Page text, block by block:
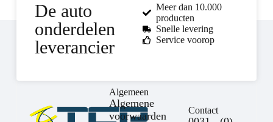
De auto
onderdelen
leverancier
Meer dan 10.000
producten
Snelle levering
Service voorop
Algemeen
Algemene
voorwaarden
Contact